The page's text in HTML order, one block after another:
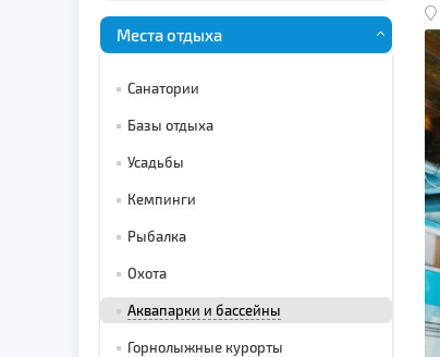
Места отдыха
Санатории
Базы отдыха
Усадьбы
Кемпинги
Рыбалка
Охота
Аквапарки и бассейны
Горнолыжные курорты